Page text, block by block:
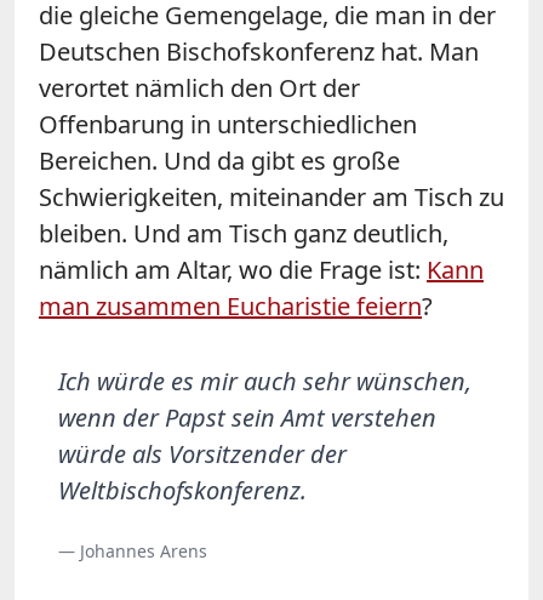
die gleiche Gemengelage, die man in der
Deutschen Bischofskonferenz hat. Man
verortet nämlich den Ort der
Offenbarung in unterschiedlichen
Bereichen. Und da gibt es große
Schwierigkeiten, miteinander am Tisch zu
bleiben. Und am Tisch ganz deutlich,
nämlich am Altar, wo die Frage ist: Kann
man zusammen Eucharistie feiern?
Ich würde es mir auch sehr wünschen,
wenn der Papst sein Amt verstehen
würde als Vorsitzender der
Weltbischofskonferenz.
— Johannes Arens